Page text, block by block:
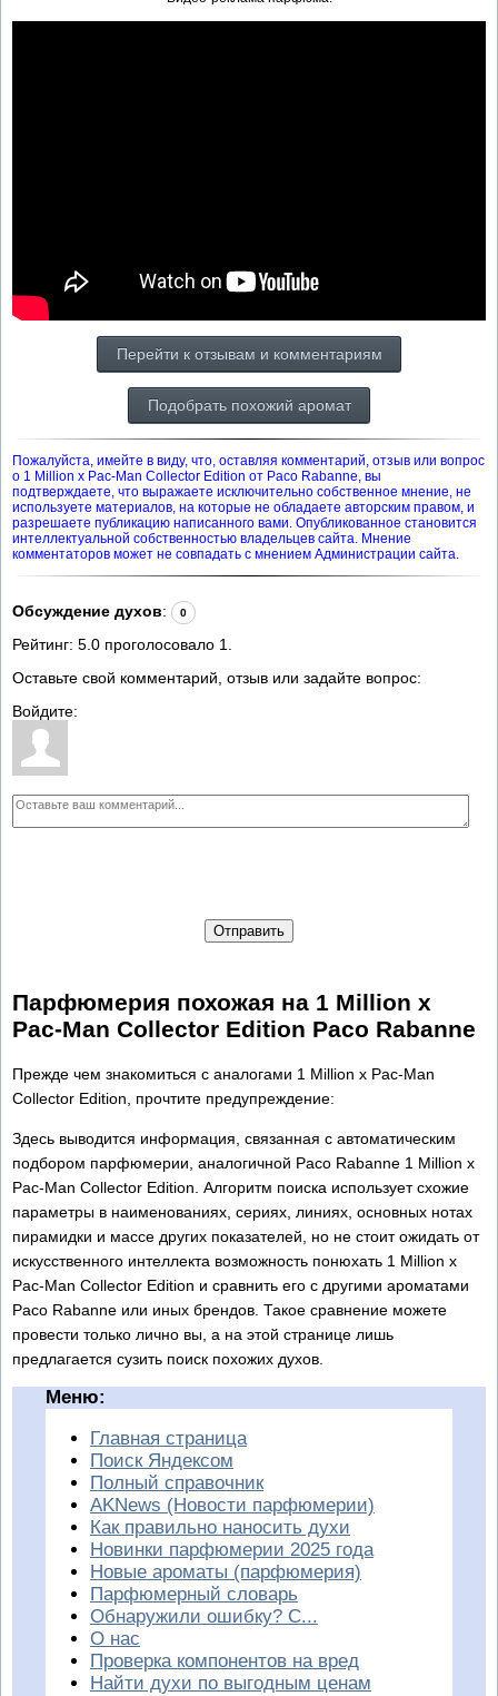
Перейти к отзывам и комментариям
Подобрать похожий аромат
Пожалуйста, имейте в виду, что, оставляя комментарий, отзыв или вопрос
о 1 Million x Pac-Man Collector Edition от Paco Rabanne, вы
подтверждаете, что выражаете исключительно собственное мнение, не
используете материалов, на которые не обладаете авторским правом, и
разрешаете публикацию написанного вами. Опубликованное становится
интеллектуальной собственностью владельцев сайта. Мнение
комментаторов может не совпадать с мнением Администрации сайта.
Обсуждение духов: 0
Рейтинг: 5.0 проголосовало 1.
Оставьте свой комментарий, отзыв или задайте вопрос:
Войдите:
Отправить
Парфюмерия похожая на 1 Million x
Pac-Man Collector Edition Paco Rabanne
Прежде чем знакомиться с аналогами 1 Million x Pac-Man
Collector Edition, прочтите предупреждение:
Здесь выводится информация, связанная с автоматическим
подбором парфюмерии, аналогичной Paco Rabanne 1 Million x
Pac-Man Collector Edition. Алгоритм поиска использует схожие
параметры в наименованиях, сериях, линиях, основных нотах
пирамидки и массе других показателей, но не стоит ожидать от
искусственного интеллекта возможность понюхать 1 Million x
Pac-Man Collector Edition и сравнить его с другими ароматами
Paco Rabanne или иных брендов. Такое сравнение можете
провести только лично вы, а на этой странице лишь
предлагается сузить поиск похожих духов.
Меню:
Главная страница
Поиск Яндексом
Полный справочник
AKNews (Новости парфюмерии)
Как правильно наносить духи
Новинки парфюмерии 2025 года
Новые ароматы (парфюмерия)
Парфюмерный словарь
Обнаружили ошибку? С...
О нас
Проверка компонентов на вред
Найти духи по выгодным ценам